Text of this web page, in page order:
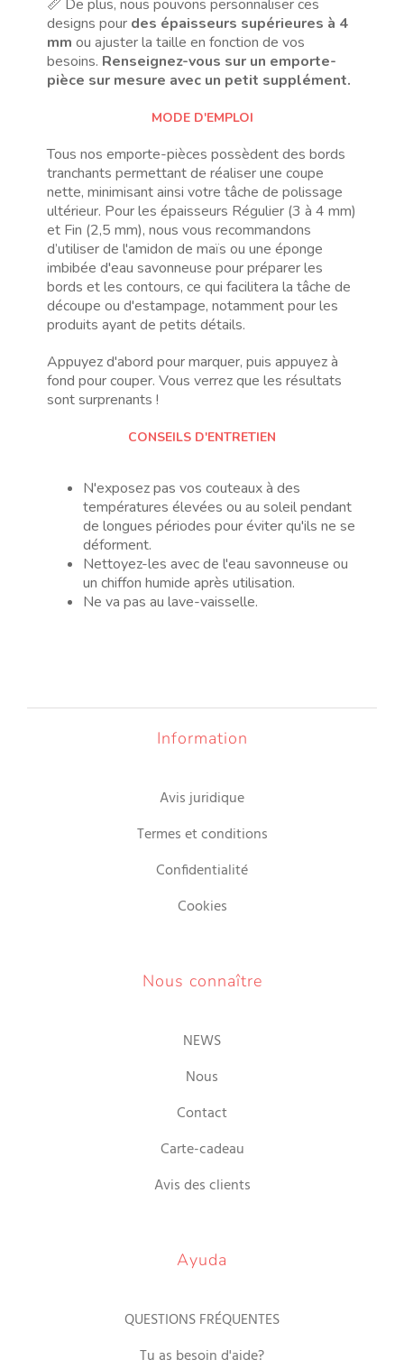
📏 De plus, nous pouvons personnaliser ces
designs pour des épaisseurs supérieures à 4
mm ou ajuster la taille en fonction de vos
besoins. Renseignez-vous sur un emporte-
pièce sur mesure avec un petit supplément.
MODE D'EMPLOI
Tous nos emporte-pièces possèdent des bords
tranchants permettant de réaliser une coupe
nette, minimisant ainsi votre tâche de polissage
ultérieur. Pour les épaisseurs Régulier (3 à 4 mm)
et Fin (2,5 mm), nous vous recommandons
d’utiliser de l'amidon de maïs ou une éponge
imbibée d'eau savonneuse pour préparer les
bords et les contours, ce qui facilitera la tâche de
découpe ou d'estampage, notamment pour les
produits ayant de petits détails.
Appuyez d'abord pour marquer, puis appuyez à
fond pour couper. Vous verrez que les résultats
sont surprenants !
CONSEILS D'ENTRETIEN
N'exposez pas vos couteaux à des
températures élevées ou au soleil pendant
de longues périodes pour éviter qu'ils ne se
déforment.
Nettoyez-les avec de l'eau savonneuse ou
un chiffon humide après utilisation.
Ne va pas au lave-vaisselle.
Information
Avis juridique
Termes et conditions
Confidentialité
Cookies
Nous connaître
NEWS
Nous
Contact
Carte-cadeau
Avis des clients
Ayuda
QUESTIONS FRÉQUENTES
Tu as besoin d'aide?